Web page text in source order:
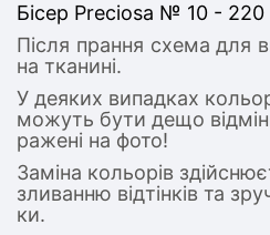
Бісер Preciosa № 10 - 220
Після прання схема для
на тканині.
У деяких випадках
можуть бути дещо
ражені на фото!
Заміна кольорів
зливанню відтінків та
ки.